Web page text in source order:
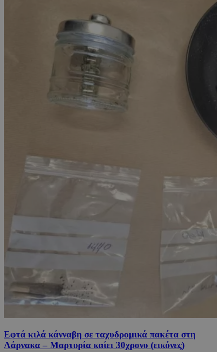
Εφτά κιλά κάνναβη σε ταχυδρομικά πακέτα στη
Λάρνακα – Μαρτυρία καίει 30χρονο (εικόνες)